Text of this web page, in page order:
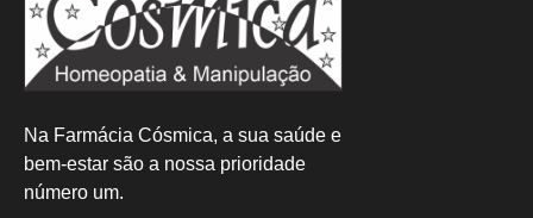
Na Farmácia Cósmica, a sua saúde e
bem-estar são a nossa prioridade
número um.